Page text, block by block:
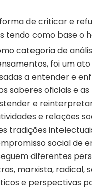
de criticar e
tendo como base o
categoria de
foi um
a entender e
saberes oficiais e
e
e relações
social de
diferentes
marxista, radical,
e perspectivas